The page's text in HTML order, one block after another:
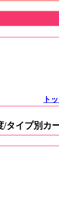
ト
/タイプ別カ